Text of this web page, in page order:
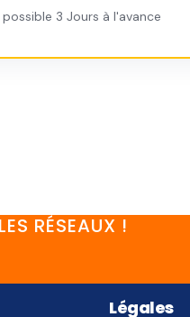
3 Jours à l'avance
RÉSEAUX !
Légales